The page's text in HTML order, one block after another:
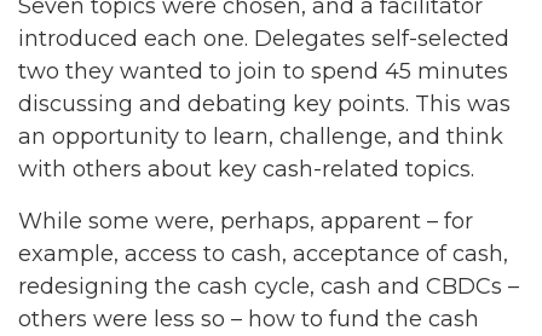
Seven topics were chosen, and a facilitator
introduced each one. Delegates self-selected
two they wanted to join to spend 45 minutes
discussing and debating key points. This was
an opportunity to learn, challenge, and think
with others about key cash-related topics.
While some were, perhaps, apparent – for
example, access to cash, acceptance of cash,
redesigning the cash cycle, cash and CBDCs –
others were less so – how to fund the cash